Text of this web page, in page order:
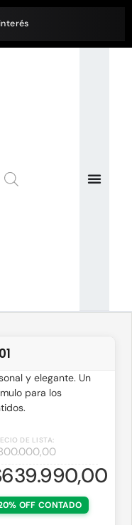
y elegante. Un
para los
639.990,00
OFF CONTADO